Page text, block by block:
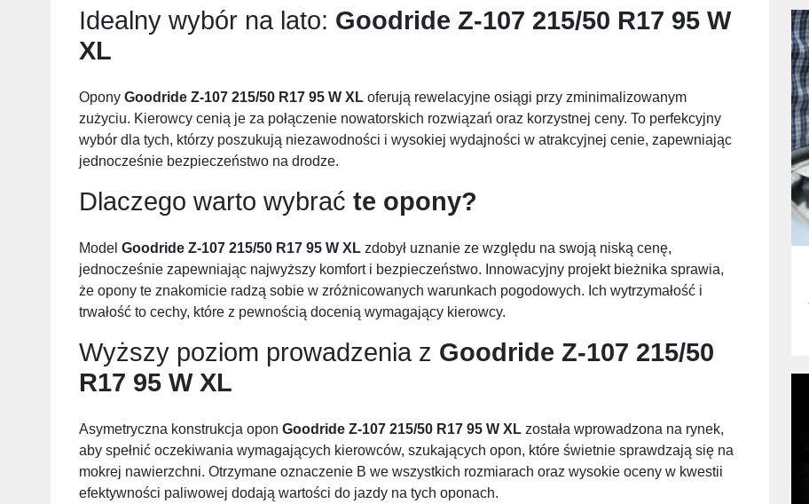
Idealny wybór na lato: Goodride Z-107 215/50 R17 95 W
XL
Opony Goodride Z-107 215/50 R17 95 W XL oferują rewelacyjne osiągi przy zminimalizowanym
zużyciu. Kierowcy cenią je za połączenie nowatorskich rozwiązań oraz korzystnej ceny. To perfekcyjny
wybór dla tych, którzy poszukują niezawodności i wysokiej wydajności w atrakcyjnej cenie, zapewniając
jednocześnie bezpieczeństwo na drodze.
Dlaczego warto wybrać te opony?
Model Goodride Z-107 215/50 R17 95 W XL zdobył uznanie ze względu na swoją niską cenę,
jednocześnie zapewniając najwyższy komfort i bezpieczeństwo. Innowacyjny projekt bieżnika sprawia,
że opony te znakomicie radzą sobie w zróżnicowanych warunkach pogodowych. Ich wytrzymałość i
trwałość to cechy, które z pewnością docenią wymagający kierowcy.
Wyższy poziom prowadzenia z Goodride Z-107 215/50
R17 95 W XL
Asymetryczna konstrukcja opon Goodride Z-107 215/50 R17 95 W XL została wprowadzona na rynek,
aby spełnić oczekiwania wymagających kierowców, szukających opon, które świetnie sprawdzają się na
mokrej nawierzchni. Otrzymane oznaczenie B we wszystkich rozmiarach oraz wysokie oceny w kwestii
efektywności paliwowej dodają wartości do jazdy na tych oponach.